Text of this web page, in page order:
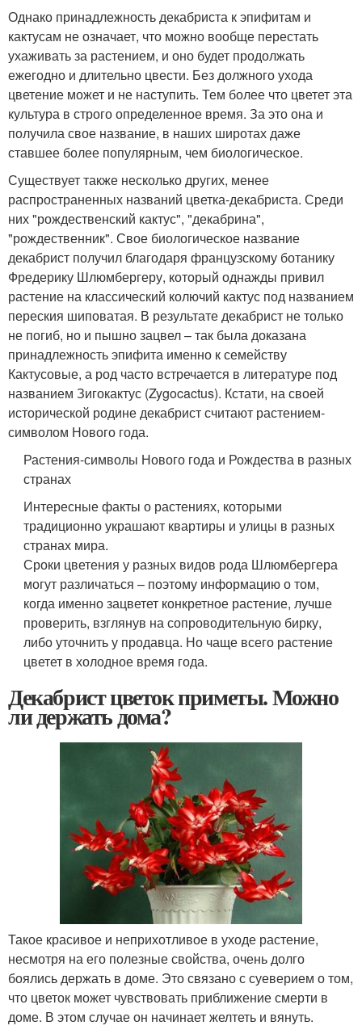
Однако принадлежность декабриста к эпифитам и
кактусам не означает, что можно вообще перестать
ухаживать за растением, и оно будет продолжать
ежегодно и длительно цвести. Без должного ухода
цветение может и не наступить. Тем более что цветет эта
культура в строго определенное время. За это она и
получила свое название, в наших широтах даже
ставшее более популярным, чем биологическое.
Существует также несколько других, менее
распространенных названий цветка-декабриста. Среди
них "рождественский кактус", "декабрина",
"рождественник". Свое биологическое название
декабрист получил благодаря французскому ботанику
Фредерику Шлюмбергеру, который однажды привил
растение на классический колючий кактус под названием
переския шиповатая. В результате декабрист не только
не погиб, но и пышно зацвел – так была доказана
принадлежность эпифита именно к семейству
Кактусовые, а род часто встречается в литературе под
названием Зигокактус (Zygocactus). Кстати, на своей
исторической родине декабрист считают растением-
символом Нового года.
Растения-символы Нового года и Рождества в разных
странах
Интересные факты о растениях, которыми
традиционно украшают квартиры и улицы в разных
странах мира.
Сроки цветения у разных видов рода Шлюмбергера
могут различаться – поэтому информацию о том,
когда именно зацветет конкретное растение, лучше
проверить, взглянув на сопроводительную бирку,
либо уточнить у продавца. Но чаще всего растение
цветет в холодное время года.
Декабрист цветок приметы. Можно
ли держать дома?
Такое красивое и неприхотливое в уходе растение,
несмотря на его полезные свойства, очень долго
боялись держать в доме. Это связано с суеверием о том,
что цветок может чувствовать приближение смерти в
доме. В этом случае он начинает желтеть и вянуть.